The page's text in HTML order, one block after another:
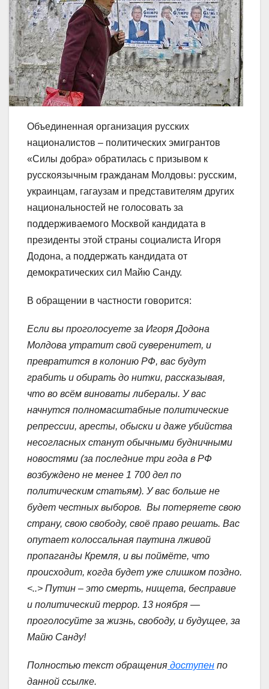
Объединенная организация русских
националистов – политических эмигрантов
«Силы добра» обратилась с призывом к
русскоязычным гражданам Молдовы: русским,
украинцам, гагаузам и представителям других
национальностей не голосовать за
поддерживаемого Москвой кандидата в
президенты этой страны социалиста Игоря
Додона, а поддержать кандидата от
демократических сил Майю Санду.
В обращении в частности говорится:
Если вы проголосуете за Игоря Додона
Молдова утратит свой суверенитет, и
превратится в колонию РФ, вас будут
грабить и обирать до нитки, рассказывая,
что во всём виноваты либералы. У вас
начнутся полномасштабные политические
репрессии, аресты, обыски и даже убийства
несогласных станут обычными будничными
новостями (за последние три года в РФ
возбуждено не менее 1 700 дел по
политическим статьям). У вас больше не
будет честных выборов. Вы потеряете свою
страну, свою свободу, своё право решать. Вас
опутает колоссальная паутина лживой
пропаганды Кремля, и вы поймёте, что
происходит, когда будет уже слишком поздно.
<..> Путин – это смерть, нищета, бесправие
и политический террор. 13 ноября —
проголосуйте за жизнь, свободу, и будущее, за
Майю Санду!
Полностью текст обращения доступен по
данной ссылке.